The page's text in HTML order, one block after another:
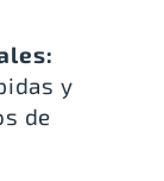
y
de